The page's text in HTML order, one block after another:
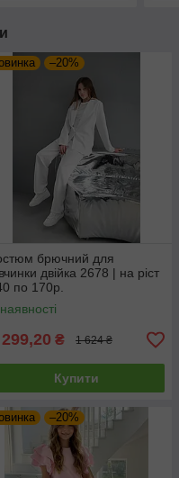
–20%
брючний для
двійка 2678 | на ріст
по 170р.
₴ 1 624 ₴
Купити
–20%